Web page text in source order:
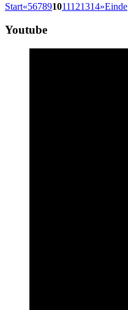
Start«567891011121314»Einde
Youtube